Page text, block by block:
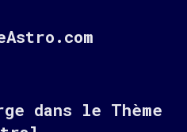
dans le Thème